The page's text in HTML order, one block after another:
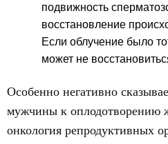
подвижность
восстановление
Если облучение было
может не
Особенно негативно
мужчины к оплодотворению
онкология репродуктивных